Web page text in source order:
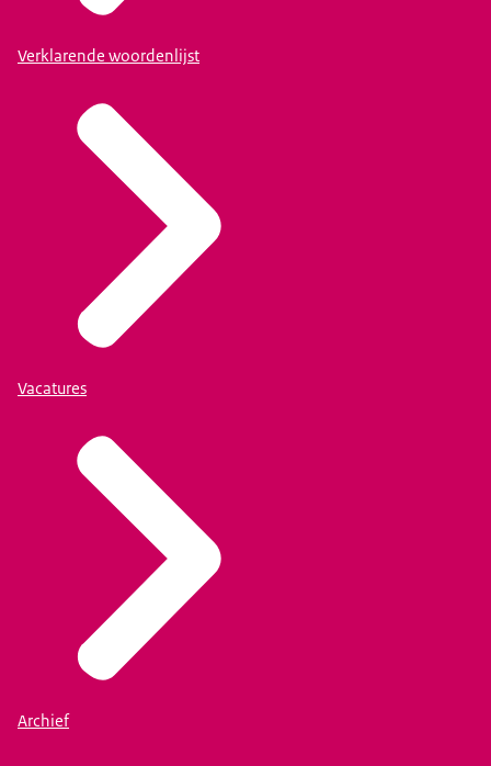
Verklarende woordenlijst
Vacatures
Archief